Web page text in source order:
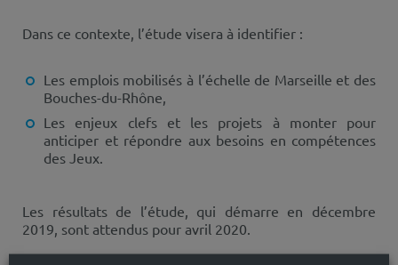
Dans ce contexte, l’étude visera à identifier :
Les emplois mobilisés à l’échelle de Marseille et des
Bouches-du-Rhône,
Les enjeux clefs et les projets à monter pour
anticiper et répondre aux besoins en compétences
des Jeux.
Les résultats de l’étude, qui démarre en décembre
2019, sont attendus pour avril 2020.